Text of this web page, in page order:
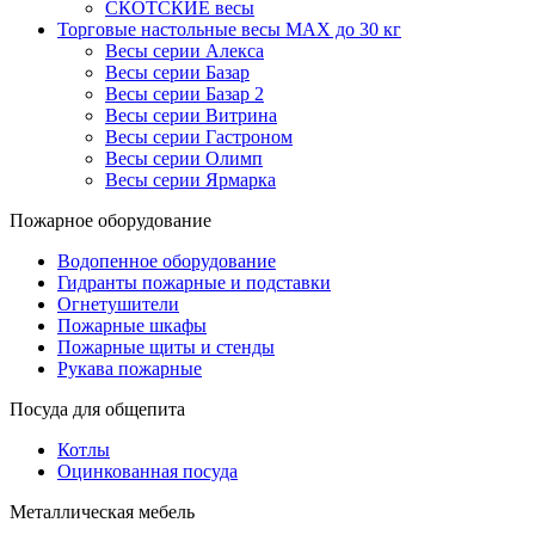
СКОТСКИЕ весы
Торговые настольные весы MAX до 30 кг
Весы серии Алекса
Весы серии Базар
Весы серии Базар 2
Весы серии Витрина
Весы серии Гастроном
Весы серии Олимп
Весы серии Ярмарка
Пожарное оборудование
Водопенное оборудование
Гидранты пожарные и подставки
Огнетушители
Пожарные шкафы
Пожарные щиты и стенды
Рукава пожарные
Посуда для общепита
Котлы
Оцинкованная посуда
Металлическая мебель